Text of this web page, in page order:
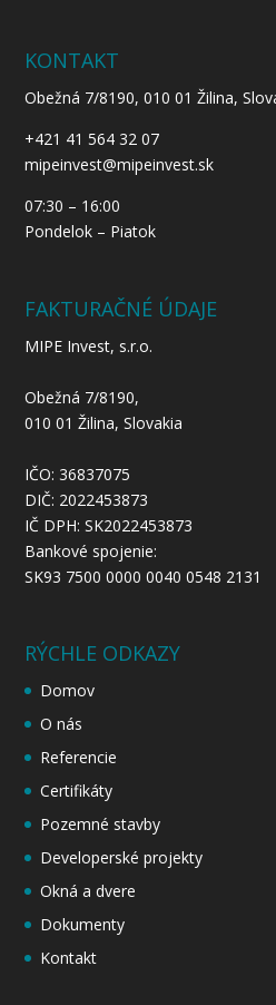
KONTAKT
Obežná 7/8190, 010 01 Žilina,
+421 41 564 32 07
mipeinvest@mipeinvest.sk
07:30 – 16:00
Pondelok – Piatok
FAKTURAČNÉ ÚDAJE
MIPE Invest, s.r.o.
Obežná 7/8190,
010 01 Žilina, Slovakia
IČO: 36837075
DIČ: 2022453873
IČ DPH: SK2022453873
Bankové spojenie:
SK93 7500 0000 0040 0548 2131
RÝCHLE ODKAZY
Domov
O nás
Referencie
Certifikáty
Pozemné stavby
Developerské projekty
Okná a dvere
Dokumenty
Kontakt